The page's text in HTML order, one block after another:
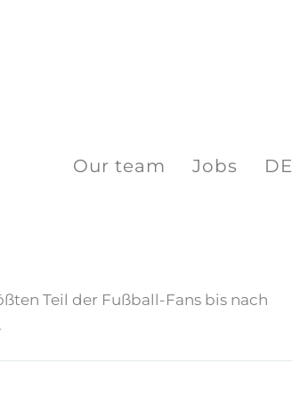
Our team Jobs DE
Teil der Fußball-Fans bis nach